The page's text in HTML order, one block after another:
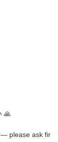
🙏
— please ask fir